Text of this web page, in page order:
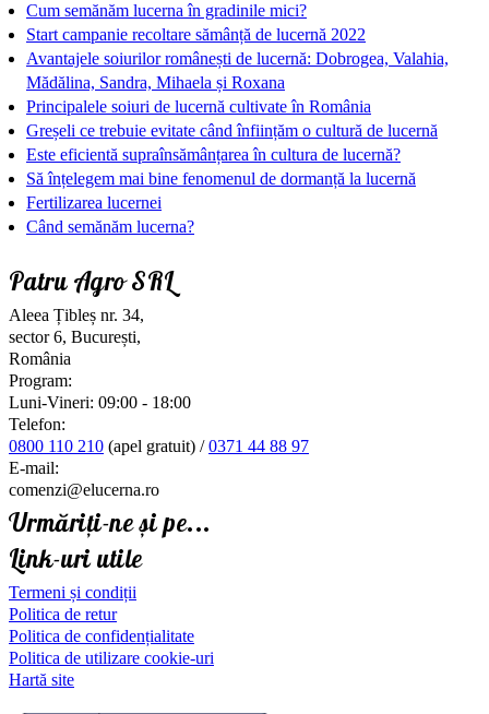
Cum semănăm lucerna în gradinile mici?
Start campanie recoltare sămânță de lucernă 2022
Avantajele soiurilor românești de lucernă: Dobrogea, Valahia,
Mădălina, Sandra, Mihaela și Roxana
Principalele soiuri de lucernă cultivate în România
Greșeli ce trebuie evitate când înființăm o cultură de lucernă
Este eficientă supraînsămânțarea în cultura de lucernă?
Să înțelegem mai bine fenomenul de dormanță la lucernă
Fertilizarea lucernei
Când semănăm lucerna?
Patru Agro SRL
Aleea Țibleș nr. 34,
sector 6, București,
România
Program:
Luni-Vineri: 09:00 - 18:00
Telefon:
0800 110 210 (apel gratuit) /0371 44 88 97
E-mail:
comenzi@elucerna.ro
Urmăriți-ne și pe...
Link-uri utile
Termeni și condiții
Politica de retur
Politica de confidențialitate
Politica de utilizare cookie-uri
Hartă site